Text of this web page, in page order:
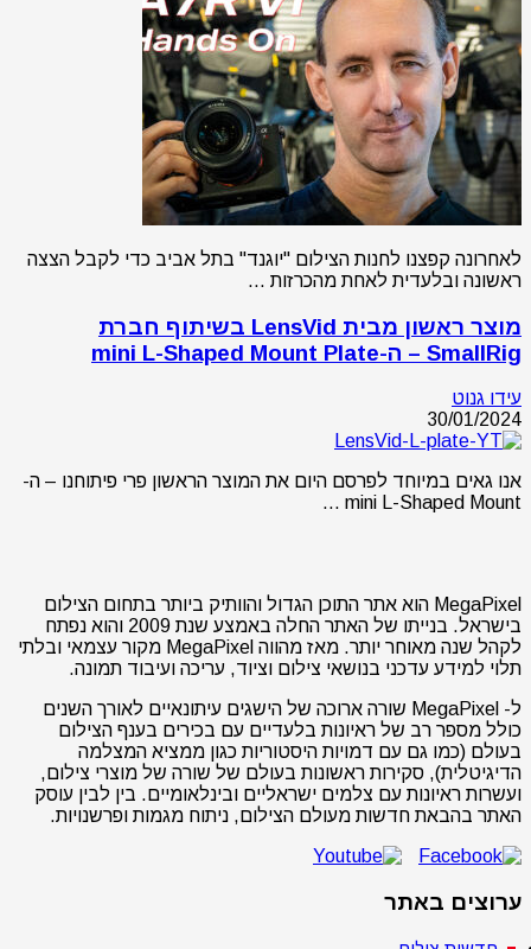
לאחרונה קפצנו לחנות הצילום "יוגנד" בתל אביב כדי לקבל הצצה
ראשונה ובלעדית לאחת מהכרזות …
מוצר ראשון מבית LensVid בשיתוף חברת
SmallRig – ה-mini L-Shaped Mount Plate
עידו גנוט
30/01/2024
אנו גאים במיוחד לפרסם היום את המוצר הראשון פרי פיתוחנו – ה-
mini L-Shaped Mount …
MegaPixel הוא אתר התוכן הגדול והוותיק ביותר בתחום הצילום
בישראל. בנייתו של האתר החלה באמצע שנת 2009 והוא נפתח
לקהל שנה מאוחר יותר. מאז מהווה MegaPixel מקור עצמאי ובלתי
תלוי למידע עדכני בנושאי צילום וציוד, עריכה ועיבוד תמונה.
ל- MegaPixel שורה ארוכה של הישגים עיתונאיים לאורך השנים
כולל מספר רב של ראיונות בלעדיים עם בכירים בענף הצילום
בעולם (כמו גם עם דמויות היסטוריות כגון ממציא המצלמה
הדיגיטלית), סקירות ראשונות בעולם של שורה של מוצרי צילום,
ועשרות ראיונות עם צלמים ישראליים ובינלאומיים. בין לבין עוסק
האתר בהבאת חדשות מעולם הצילום, ניתוח מגמות ופרשנויות.
ערוצים באתר